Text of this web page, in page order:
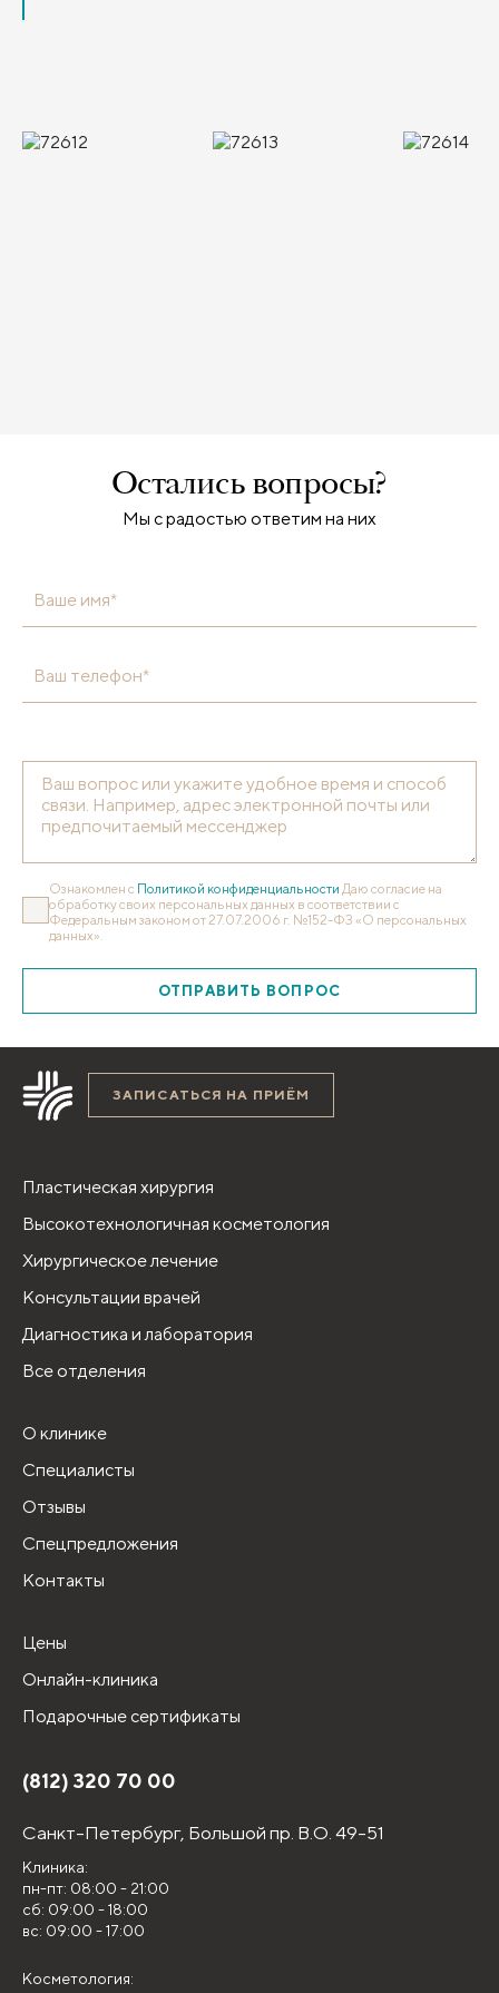
Остались вопросы?
Мы с радостью ответим на них
Ваше имя*
Ваш телефон*
Ознакомлен с Политикой конфиденциальности Даю согласие на
обработку своих персональных данных в соответствии с
Федеральным законом от 27.07.2006 г. №152-ФЗ «О персональных
данных».
ОТПРАВИТЬ ВОПРОС
ЗАПИСАТЬСЯ НА ПРИЁМ
Пластическая хирургия
Высокотехнологичная косметология
Хирургическое лечение
Консультации врачей
Диагностика и лаборатория
Все отделения
О клинике
Специалисты
Отзывы
Спецпредложения
Контакты
Цены
Онлайн-клиника
Подарочные сертификаты
(812) 320 70 00
Санкт-Петербург, Большой пр. В.О. 49-51
Клиника:
пн-пт: 08:00 - 21:00
сб: 09:00 - 18:00
вс: 09:00 - 17:00
Косметология: